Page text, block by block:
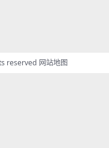
reserved 网站地图